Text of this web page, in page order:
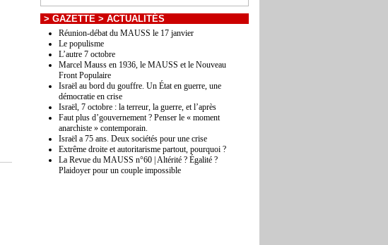
> GAZETTE > ACTUALITÉS
Réunion-débat du MAUSS le 17 janvier
Le populisme
L’autre 7 octobre
Marcel Mauss en 1936, le MAUSS et le Nouveau
Front Populaire
Israël au bord du gouffre. Un État en guerre, une
démocratie en crise
Israël, 7 octobre : la terreur, la guerre, et l’après
Faut plus d’gouvernement ? Penser le « moment
anarchiste » contemporain.
Israël a 75 ans. Deux sociétés pour une crise
Extrême droite et autoritarisme partout, pourquoi ?
La Revue du MAUSS n°60 | Altérité ? Égalité ?
Plaidoyer pour un couple impossible